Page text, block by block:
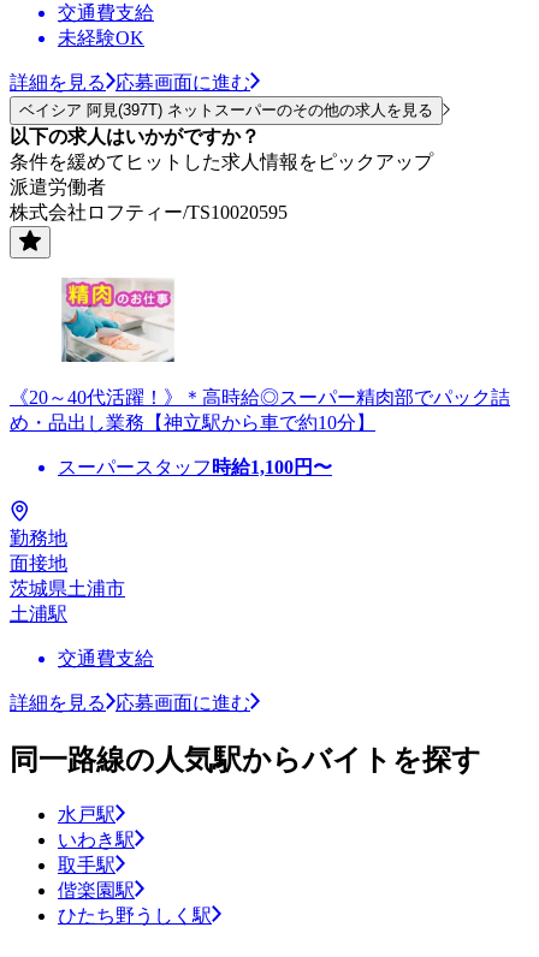
交通費支給
未経験OK
詳細を見る 応募画面に進む
ベイシア 阿見(397T) ネットスーパーのその他の求人を見る
以下の求人はいかがですか？
条件を緩めてヒットした求人情報をピックアップ
派遣労働者
株式会社ロフティー/TS10020595
《20～40代活躍！》＊高時給◎スーパー精肉部でパック詰
め・品出し業務【神立駅から車で約10分】
スーパースタッフ 時給1,100円〜
勤務地
面接地
茨城県土浦市
土浦駅
交通費支給
詳細を見る 応募画面に進む
同一路線の人気駅からバイトを探す
水戸駅
いわき駅
取手駅
偕楽園駅
ひたち野うしく駅